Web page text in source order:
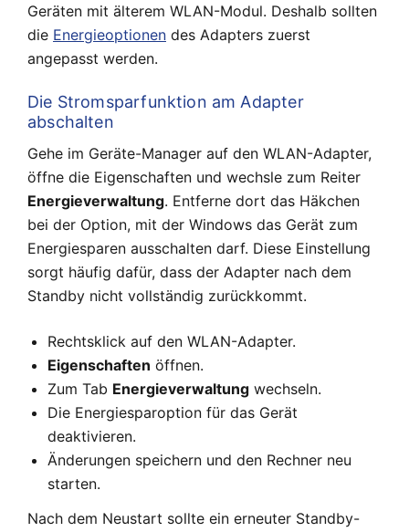
Geräten mit älterem WLAN-Modul. Deshalb sollten
die Energieoptionen des Adapters zuerst
angepasst werden.
Die Stromsparfunktion am Adapter
abschalten
Gehe im Geräte-Manager auf den WLAN-Adapter,
öffne die Eigenschaften und wechsle zum Reiter
Energieverwaltung. Entferne dort das Häkchen
bei der Option, mit der Windows das Gerät zum
Energiesparen ausschalten darf. Diese Einstellung
sorgt häufig dafür, dass der Adapter nach dem
Standby nicht vollständig zurückkommt.
Rechtsklick auf den WLAN-Adapter.
Eigenschaften öffnen.
Zum Tab Energieverwaltung wechseln.
Die Energiesparoption für das Gerät
deaktivieren.
Änderungen speichern und den Rechner neu
starten.
Nach dem Neustart sollte ein erneuter Standby-